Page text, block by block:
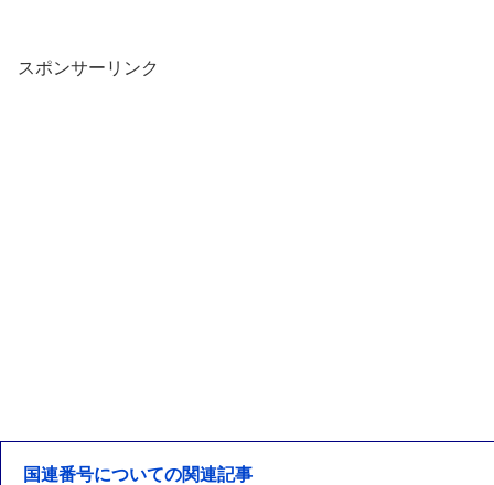
スポンサーリンク
国連番号についての関連記事